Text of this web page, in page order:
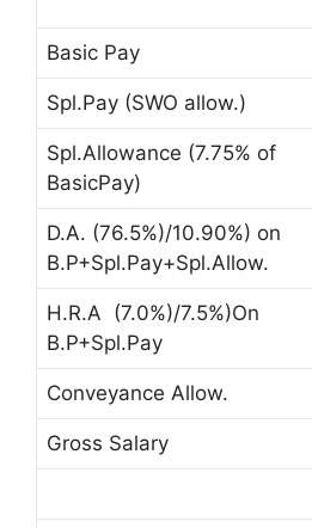
Basic Pay
Spl.Pay (SWO allow.)
Spl.Allowance (7.75% of
BasicPay)
D.A. (76.5%)/10.90%) on
B.P+Spl.Pay+Spl.Allow.
H.R.A (7.0%)/7.5%)On
B.P+Spl.Pay
Conveyance Allow.
Gross Salary